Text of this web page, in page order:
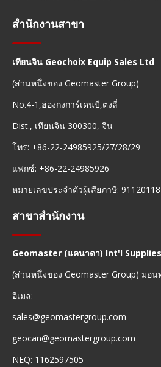
สำนักงานสาขา
เทียนจิน Geochoix Equip Sales Ltd
(ส่วนหนึ่งของ Geomaster Group)
No.4-1,ฮ่องกงการ์เดนบี,ตงลี่
Dist., เทียนจิน 300300, จีน
โทร: +86-22-24985925/27/28/29
แฟกซ์: +86-22-24985926
หมายเลขประจำตัวผู้เสียภาษี:
สาขาสำนักงาน
Geomaster (แคนาดา) Int'l
(ส่วนหนึ่งของ Geomaster Group) มอ
อีเมล:
sales@geomastergroup.com
geocan@geomastergroup.com
NEQ: 1162597505